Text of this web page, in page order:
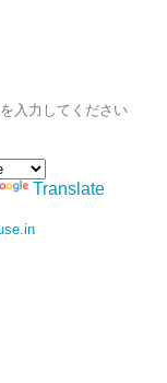
Translate